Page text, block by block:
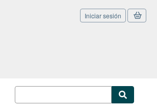
Iniciar sesión